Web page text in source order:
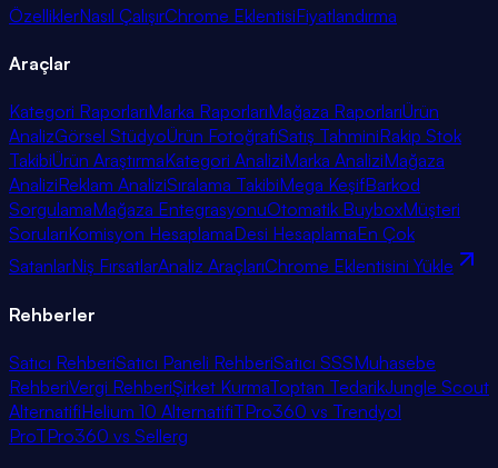
ÖzelliklerNasıl ÇalışırChrome EklentisiFiyatlandırma
Araçlar
Kategori RaporlarıMarka RaporlarıMağaza RaporlarıÜrün
AnalizGörsel StüdyoÜrün FotoğrafıSatış TahminiRakip Stok
TakibiÜrün AraştırmaKategori AnaliziMarka AnaliziMağaza
AnaliziReklam AnaliziSıralama TakibiMega KeşifBarkod
SorgulamaMağaza EntegrasyonuOtomatik BuyboxMüşteri
SorularıKomisyon HesaplamaDesi HesaplamaEn Çok
SatanlarNiş FırsatlarAnaliz AraçlarıChrome Eklentisini Yükle
Rehberler
Satıcı RehberiSatıcı Paneli RehberiSatıcı SSSMuhasebe
RehberiVergi RehberiŞirket KurmaToptan TedarikJungle Scout
AlternatifiHelium 10 AlternatifiTPro360 vs Trendyol
ProTPro360 vs Sellerg